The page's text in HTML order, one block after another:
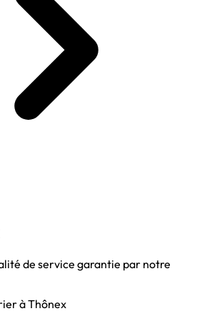
de service garantie par notre
à Thônex